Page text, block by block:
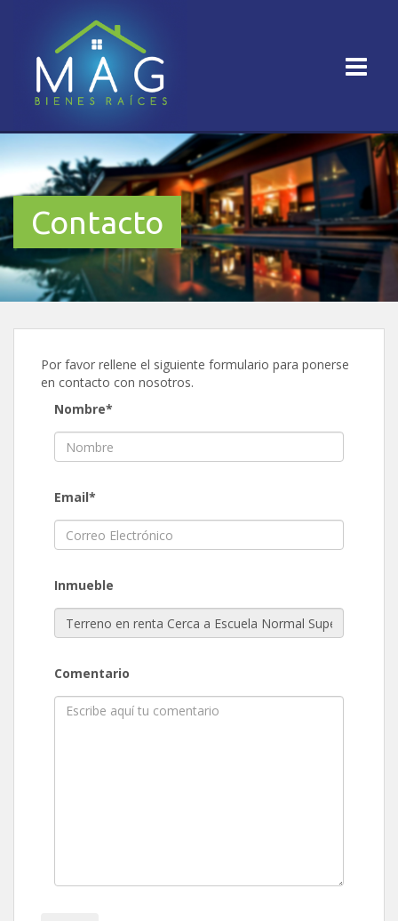
Contacto
Por favor rellene el siguiente formulario para ponerse
en contacto con nosotros.
Nombre*
Email*
Inmueble
Comentario